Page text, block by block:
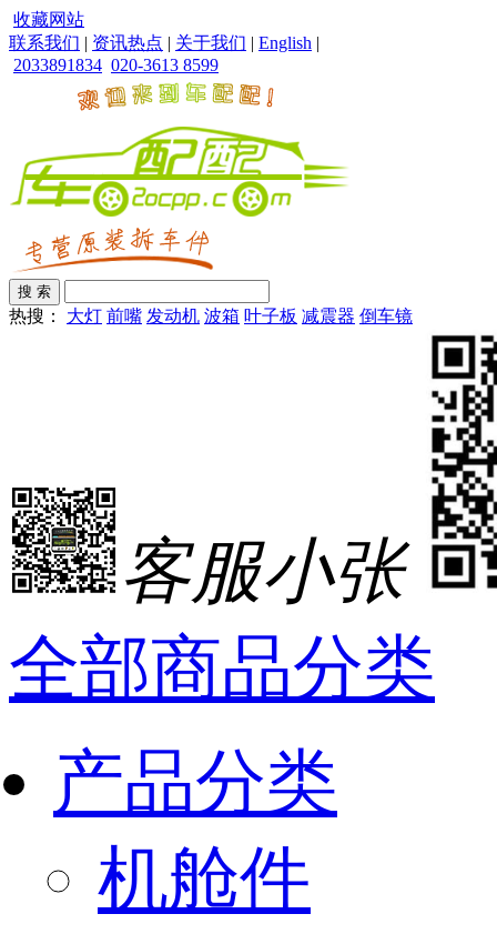
收藏网站
联系我们 | 资讯热点 | 关于我们 | English |
2033891834 020-3613 8599
热搜： 大灯 前嘴 发动机 波箱 叶子板 减震器 倒车镜
客服小张
全部商品分类
产品分类
机舱件